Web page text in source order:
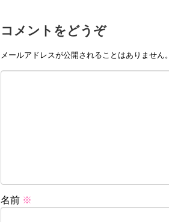
コメントをどうぞ
メールアドレスが公開されることはありません。
名前 ※